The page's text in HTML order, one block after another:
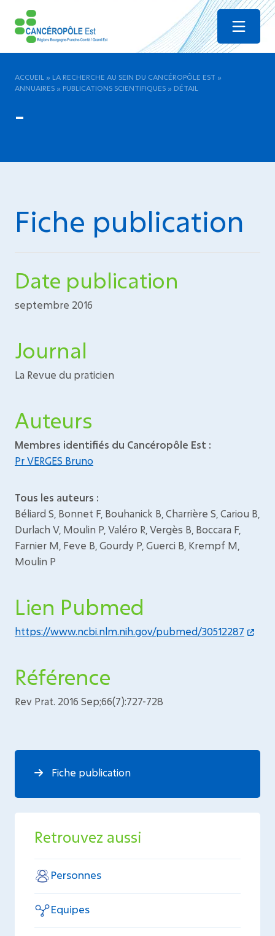
Menu
ACCUEIL » LA RECHERCHE AU SEIN DU CANCÉROPÔLE EST »
ANNUAIRES » PUBLICATIONS SCIENTIFIQUES » DÉTAIL
-
Fiche publication
Date publication
septembre 2016
Journal
La Revue du praticien
Auteurs
Membres identifiés du Cancéropôle Est :
Pr VERGES Bruno
Tous les auteurs :
Béliard S, Bonnet F, Bouhanick B, Charrière S, Cariou B,
Durlach V, Moulin P, Valéro R, Vergès B, Boccara F,
Farnier M, Feve B, Gourdy P, Guerci B, Krempf M,
Moulin P
Lien Pubmed
https://www.ncbi.nlm.nih.gov/pubmed/30512287
Référence
Rev Prat. 2016 Sep;66(7):727-728
Fiche publication
Retrouvez aussi
Personnes
Equipes